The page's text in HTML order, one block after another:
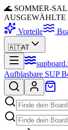
🌊 SOMMER-
AUSGEWÄHLTE
Vorteile
🇦🇹AT
supboard.
Aufblasbare SUP